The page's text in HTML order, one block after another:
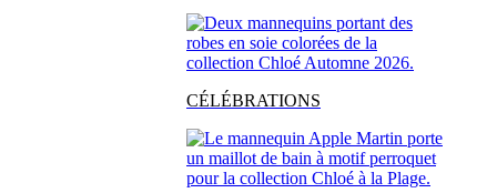
CÉLÉBRATIONS